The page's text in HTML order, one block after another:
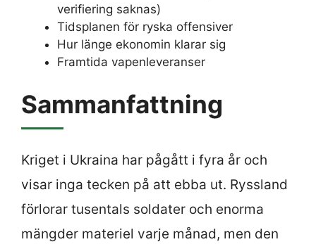
verifiering saknas)
Tidsplanen för ryska offensiver
Hur länge ekonomin klarar sig
Framtida vapenleveranser
Sammanfattning
Kriget i Ukraina har pågått i fyra år och
visar inga tecken på att ebba ut. Ryssland
förlorar tusentals soldater och enorma
mängder materiel varje månad, men den